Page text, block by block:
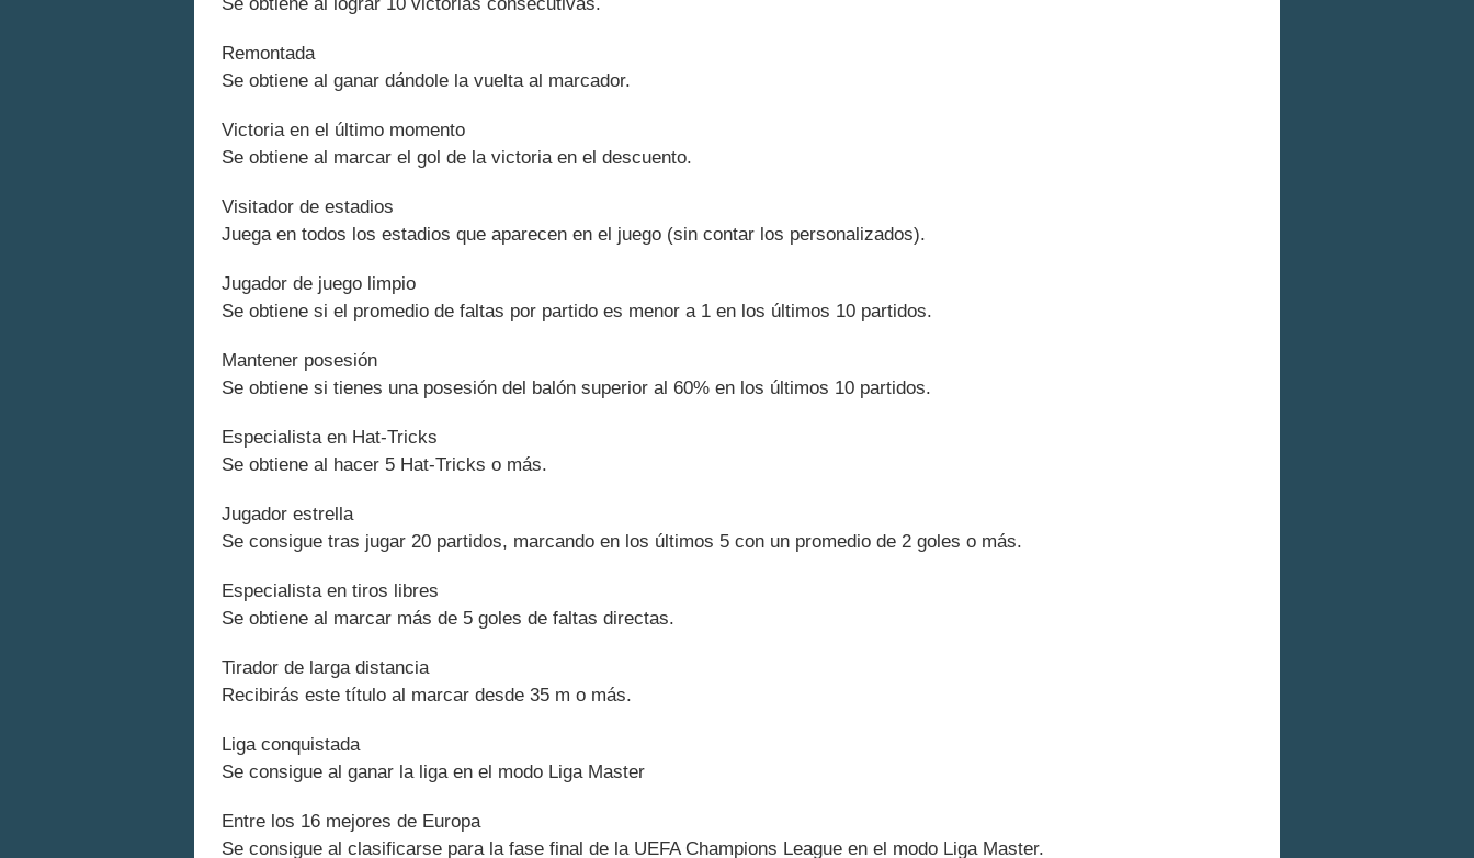
Remontada
Se obtiene al ganar dándole la vuelta al marcador.
Victoria en el último momento
Se obtiene al marcar el gol de la victoria en el descuento.
Visitador de estadios
Juega en todos los estadios que aparecen en el juego (sin contar los personalizados).
Jugador de juego limpio
Se obtiene si el promedio de faltas por partido es menor a 1 en los últimos 10 partidos.
Mantener posesión
Se obtiene si tienes una posesión del balón superior al 60% en los últimos 10 partidos.
Especialista en Hat-Tricks
Se obtiene al hacer 5 Hat-Tricks o más.
Jugador estrella
Se consigue tras jugar 20 partidos, marcando en los últimos 5 con un promedio de 2 goles o más.
Especialista en tiros libres
Se obtiene al marcar más de 5 goles de faltas directas.
Tirador de larga distancia
Recibirás este título al marcar desde 35 m o más.
Liga conquistada
Se consigue al ganar la liga en el modo Liga Master
Entre los 16 mejores de Europa
Se consigue al clasificarse para la fase final de la UEFA Champions League en el modo Liga Master.